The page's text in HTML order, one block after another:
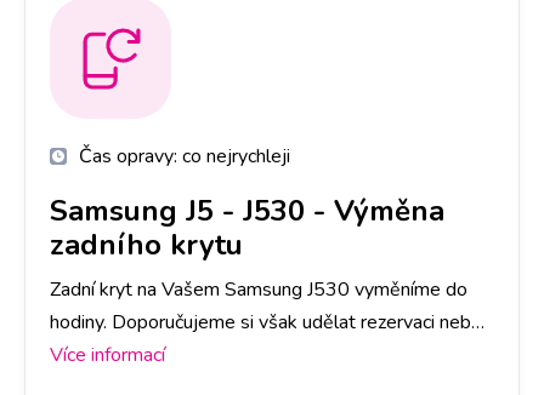
Čas opravy: co nejrychleji
Samsung J5 - J530 - Výměna
zadního krytu
Zadní kryt na Vašem Samsung J530 vyměníme do
hodiny. Doporučujeme si však udělat rezervaci nebo
zavolat na vybranou pobočku, ať pro Vás máme
Více informací